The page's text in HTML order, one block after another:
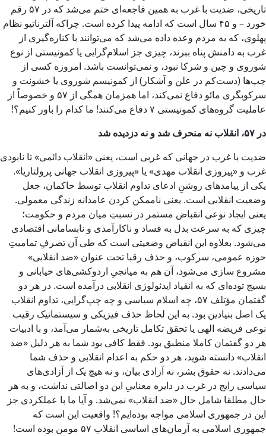
تاریخی، ضدیت با غرب به همین فاجعه‌ای ختم می‌شد که در ۵۷ رقم
خورد – و ۴۵ سال است که ادامه پیدا کرده است. چراکه آلترناتیو نظام
پهلوی، که به مردم وعده داده می‌شد که می‌توانند با کناره‌گیری از
غرب به دامنش پناه ببرند، چیزی جز اسلام‌گرایی یا کمونیستی از نوع
شوروی و چین و شرکا نبود، و نمی‌توانست باشد. امروزه کسی از
چپ‌ها (دست‌کم در علن و آشکار) از کمونیسم شوروی یا خشونت و
سرکوبگری مائو دفاع نمی‌کند، اما همزمان همگی از ۵۷ و خصوصاً از
عاملیت گروه‌های کمونیستی ۷ دفاع می‌کنند! ما کدام را باور کنیم؟!
در ۵۷، انقلاب نه منحرف شد و نه دزدیده شد
ضدیت با غرب در جهانی که غربی است، یعنی «انقلاب دائمی» تا نابودی
غرب و «پیروزی انقلاب مهدی» یا «پیروزی انقلاب جهانی پرولتاریا».
یکی از پیامدهای روشنِ ادعای تداوم انقلاب توسط حاکمان، جعل
وضعیت انقلابی است. یعنی ناممکن کردن عامدانه‌ زندگی معمولی.
یعنی ایجاد نوعی انقباض مستمر در نسبتِ میان مردم و حکومت؛
چیزی که به سرعت بدل به فساد و ناکارآمدی و نابسامانی اقتصادی
می‌شود. بعلاوه این انقباض وضعیتی است که طی آن تصرفِ تمامیتِ
حوزه عمومی، سرکوب، و حذف رقبا تحت عنوان «ضد انقلابی»
مشروع‌ سازی می‌شود، آن هم به میانجیِ اردوکشی‌های خیابانی و
بسیج توده‌ای که به انقیاد ایدئولوژی انقلابی درآمده است. در هر دو
گفتمان مؤتلف ۵۷، چه اسلام سیاسی و چه چپ‌گرایی، تداوم انقلاب
یک اصل بنیادین بود. به این لحاظ حذف فیزیکی و سیستماتیک رقیب
نوعی فریضه الهی یا تحقق تکامل تاریخی به‌شمار می‌آمد، و با ادبیات
هر دو گفتمان کاملا منطبق بود. فقط کافی بود شما به هر دلیل «ضد
انقلاب» دانسته شوید، هر دو حکم به اعدام انقلابی و حذف شما
می‌دادند. نه حقوق بشر، نه آزادی بیان، و نه هیچ یک از آزادی‌های
سیاسی رایج در غرب در دایره معناییِ این دو اصالتی نداشت، و به هر
حال مطلقا شامل حال «ضد انقلاب» نمی‌شد. و آیا ما با عملکردی جز
این در جمهوری اسلامی مواجه بوده‌ایم؟! واقعیت این است که
جمهوری اسلامی به آرمان‌های اساسی انقلاب ۵۷ مومن بوده است!